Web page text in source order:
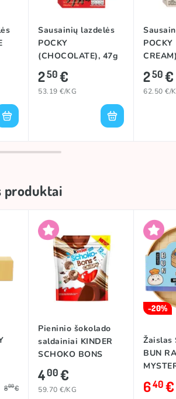
milteliai.
Sausainių lazdelės
POCKY
(CHOCOLATE), 47g
250€
53.19 €/KG
250€
62.50 €/
800€
Pieninio šokolado
saldainiai KINDER
SCHOKO BONS
CRISPY (MILKY &
COCOA), 67g
400€
59.70 €/KG
-20%
Žaislas
BUN
640€